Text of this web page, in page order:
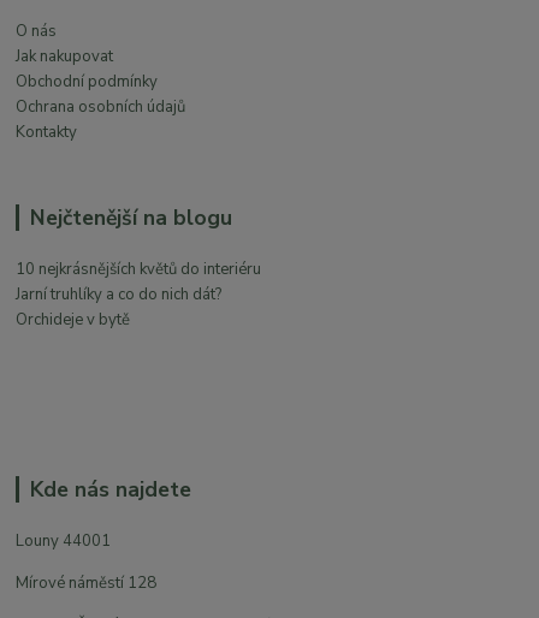
O nás
Jak nakupovat
Obchodní podmínky
Ochrana osobních údajů
Kontakty
Nejčtenější na blogu
10 nejkrásnějších květů do interiéru
Jarní truhlíky a co do nich dát?
Orchideje v bytě
Kde nás najdete
Louny 44001
Mírové náměstí 128